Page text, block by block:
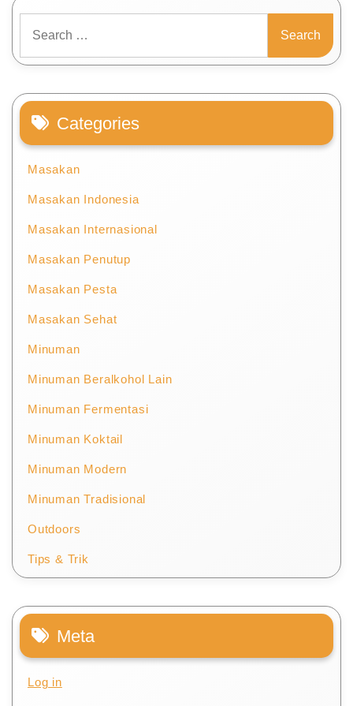
for:
Categories
Masakan
Masakan Indonesia
Masakan Internasional
Masakan Penutup
Masakan Pesta
Masakan Sehat
Minuman
Minuman Beralkohol Lain
Minuman Fermentasi
Minuman Koktail
Minuman Modern
Minuman Tradisional
Outdoors
Tips & Trik
Meta
Log in